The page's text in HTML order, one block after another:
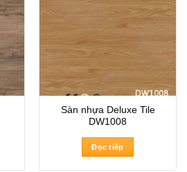
Sàn nhựa Deluxe Tile
DW1008
Đọc tiếp